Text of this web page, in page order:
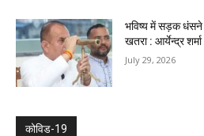
भविष्य में सड़क धंसने
खतरा : आर्येन्द्र शर्मा
July 29, 2026
कोविड-19